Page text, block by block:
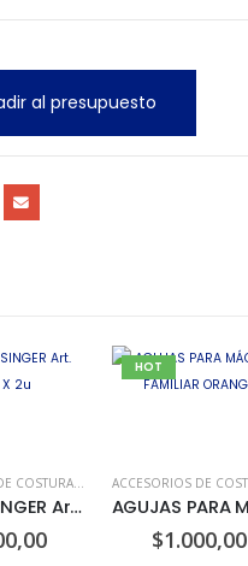
al presupuesto
ACCESORIOS DE COSTURA
,AGUJAS Y ALFILERES
AGUJAS SINGER Art. 2024 X 2u
HOT
$1.000,00